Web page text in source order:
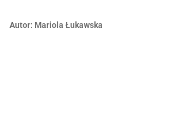
Autor: Mariola Łukawska